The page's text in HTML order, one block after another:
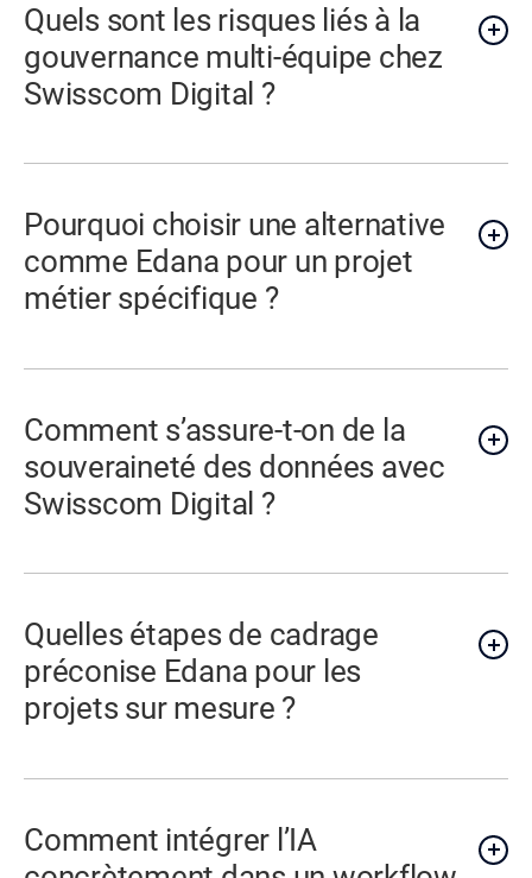
Quels sont les risques liés à la
gouvernance multi-équipe chez
Swisscom Digital ?
Pourquoi choisir une alternative
comme Edana pour un projet
métier spécifique ?
Comment s’assure-t-on de la
souveraineté des données avec
Swisscom Digital ?
Quelles étapes de cadrage
préconise Edana pour les
projets sur mesure ?
Comment intégrer l’IA